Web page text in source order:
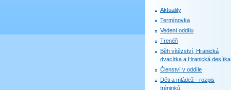
Aktuality
Termínovka
Vedení oddílu
Trenéři
Běh vítězství, Hranická
dvacítka a Hranická desítka
Členství v oddíle
Děti a mládež - rozpis
tréninků